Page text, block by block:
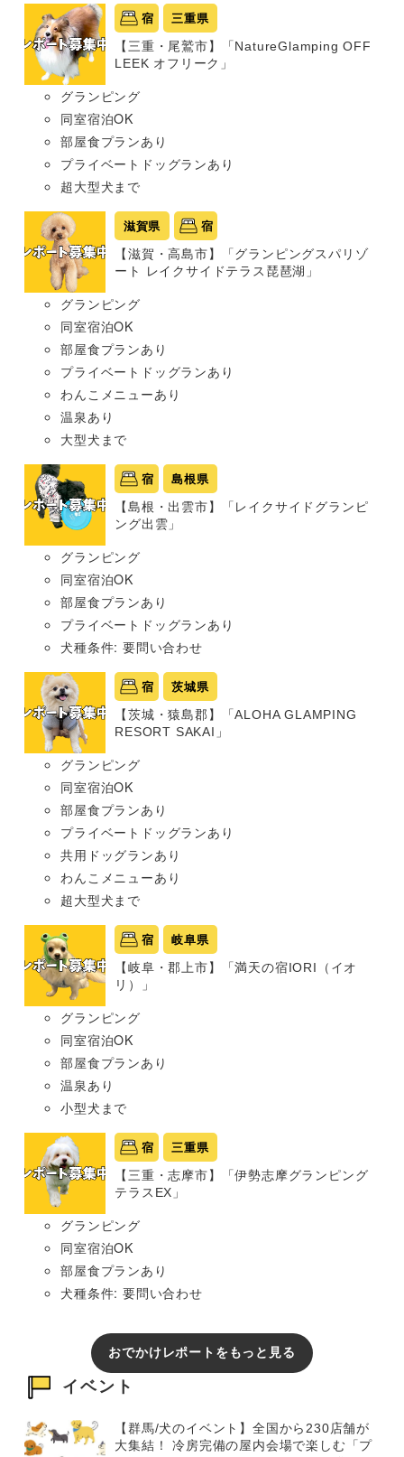
宿 三重県
【三重・尾鷲市】「NatureGlamping OFF
LEEK オフリーク」
グランピング
同室宿泊OK
部屋食プランあり
プライベートドッグランあり
超大型犬まで
滋賀県 宿
【滋賀・高島市】「グランピングスパリゾ
ート レイクサイドテラス琵琶湖」
グランピング
同室宿泊OK
部屋食プランあり
プライベートドッグランあり
わんこメニューあり
温泉あり
大型犬まで
宿 島根県
【島根・出雲市】「レイクサイドグランピ
ング出雲」
グランピング
同室宿泊OK
部屋食プランあり
プライベートドッグランあり
犬種条件: 要問い合わせ
宿 茨城県
【茨城・猿島郡】「ALOHA GLAMPING
RESORT SAKAI」
グランピング
同室宿泊OK
部屋食プランあり
プライベートドッグランあり
共用ドッグランあり
わんこメニューあり
超大型犬まで
宿 岐阜県
【岐阜・郡上市】「満天の宿IORI（イオ
リ）」
グランピング
同室宿泊OK
部屋食プランあり
温泉あり
小型犬まで
宿 三重県
【三重・志摩市】「伊勢志摩グランピング
テラスEX」
グランピング
同室宿泊OK
部屋食プランあり
犬種条件: 要問い合わせ
おでかけレポートをもっと見る
イベント
【群馬/犬のイベント】全国から230店舗が
大集結！ 冷房完備の屋内会場で楽しむ「プ